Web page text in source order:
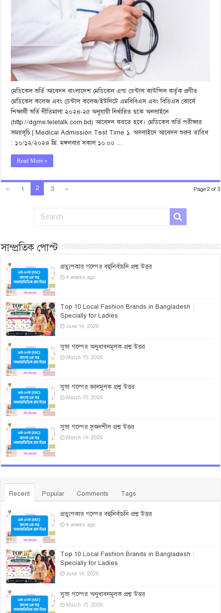
মেডিকেল ভর্তি আবেদন বাংলাদেশ মেডিকেল এন্ড ডেন্টাল কাউন্সিল কর্তৃক প্রণীত
মেডিকেল কলেজ এবং ডেন্টাল কলেজ/ইউনিটে এমবিবিএস এবং বিডিএস কোর্সে
শিক্ষার্থী ভর্তি নীতিমালা ২০২৪-২৫ অনুযায়ী নির্ধারিত ছকে অনলাইনে
(http://dgme.teletalk.com.bd) আবেদন করতে হবে। মেডিকেল ভর্তি পরীক্ষার
সময়সূচি | Medical Admission Test Time ১. অনলাইনে আবেদন শুরুর তারিখ
: ১০/১২/২০২৪ খ্রি. মঙ্গলবার সকাল ১০.০০ …
Read More »
Page 2 of 3
« 1 2 3 »
সাম্প্রতিক পোস্ট
প্রত্যুপকার গল্পের বহুনির্বাচনি প্রশ্ন উত্তর
4 weeks ago
Top 10 Local Fashion Brands in Bangladesh :
Specially for Ladies
June 14, 2026
সুভা গল্পের অনুধাবনমূলক প্রশ্ন উত্তর
March 15, 2026
সুভা গল্পের জ্ঞানমূলক প্রশ্ন উত্তর
March 15, 2026
সুভা গল্পের সৃজনশীল প্রশ্ন উত্তর
March 14, 2026
Recent Popular Comments Tags
প্রত্যুপকার গল্পের বহুনির্বাচনি প্রশ্ন উত্তর
4 weeks ago
Top 10 Local Fashion Brands in Bangladesh :
Specially for Ladies
June 14, 2026
সুভা গল্পের অনুধাবনমূলক প্রশ্ন উত্তর
March 15, 2026